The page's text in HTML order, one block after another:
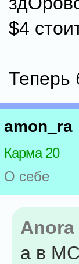
$4
Теперь
amon_ra
Карма 20
О себе
Anora
а в